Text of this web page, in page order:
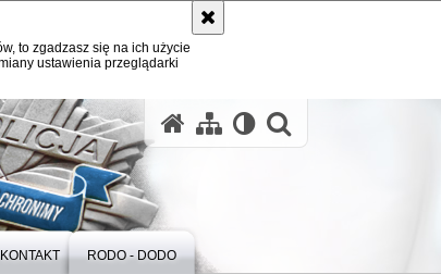
to zgadzasz się na ich użycie
ustawienia przeglądarki
KONTAKT RODO - DODO